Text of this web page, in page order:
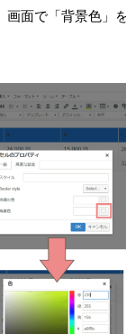
画面で「背景色」